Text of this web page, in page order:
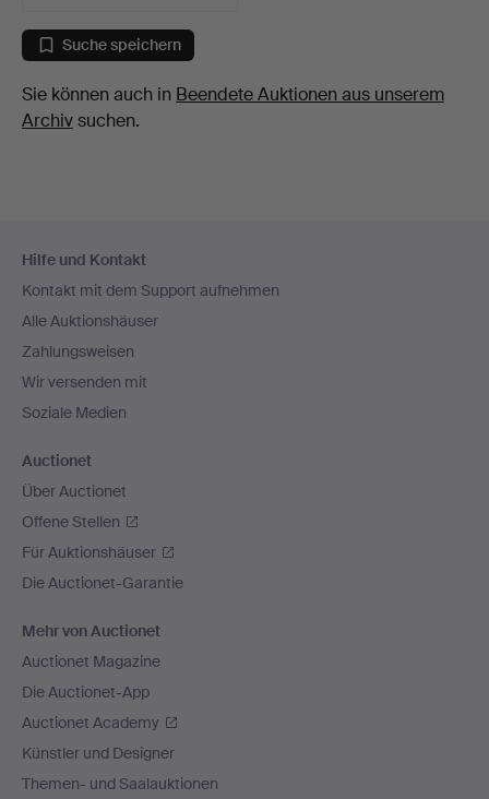
Suche speichern
Sie können auch in Beendete Auktionen aus unserem
Archivsuchen.
Navigation
Hilfe und Kontakt
Kontakt mit dem Support aufnehmen
Alle Auktionshäuser
Zahlungsweisen
Wir versenden mit
Soziale Medien
Auctionet
Über Auctionet
Offene Stellen
Für Auktionshäuser
Die Auctionet-Garantie
Mehr von Auctionet
Auctionet Magazine
Die Auctionet-App
Auctionet Academy
Künstler und Designer
Themen- und Saalauktionen